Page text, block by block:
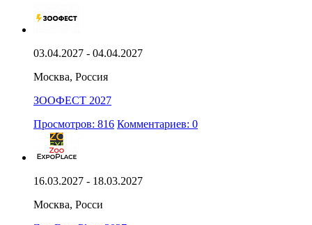
03.04.2027 - 04.04.2027
Москва, Россия
ЗООФЕСТ 2027
Просмотров: 816 Комментариев: 0
16.03.2027 - 18.03.2027
Москва, Росси